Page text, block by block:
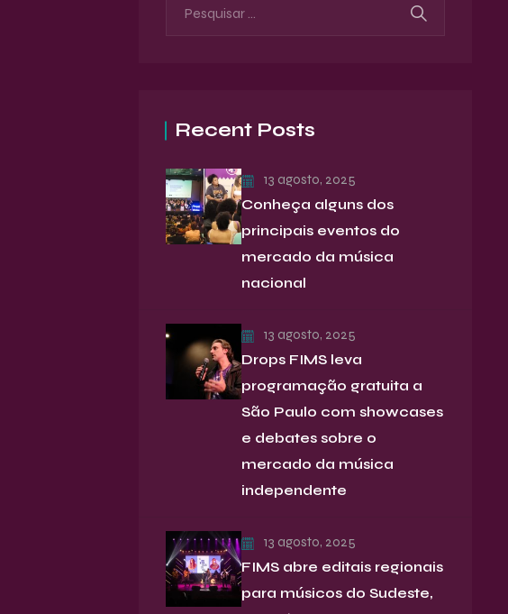
Recent Posts
13 agosto, 2025
Conheça alguns dos
principais eventos do
mercado da música
nacional
13 agosto, 2025
Drops FIMS leva
programação gratuita a
São Paulo com showcases
e debates sobre o
mercado da música
independente
13 agosto, 2025
FIMS abre editais regionais
para músicos do Sudeste,